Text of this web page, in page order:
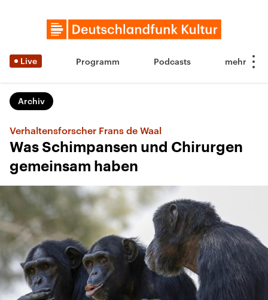
Live Programm Podcasts
Archiv
Verhaltensforscher Frans de Waal
Was Schimpansen und Chirurgen
gemeinsam haben